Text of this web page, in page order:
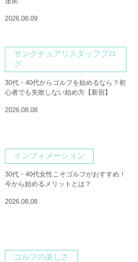
2026.08.09
サンクチュアリスタッフブロ
グ
30代・40代からゴルフを始めるなら？初
心者でも失敗しない始め方【新宿】
2026.08.08
インフォメーション
30代・40代女性こそゴルフがおすすめ！
今から始めるメリットとは？
2026.08.08
ゴルフの楽しさ